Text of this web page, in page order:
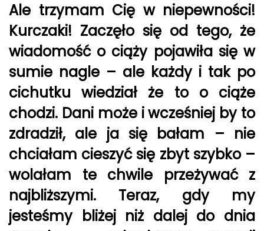
Ale trzymam Cię w niepewności!
Kurczaki! Zaczęło się od tego, że
wiadomość o ciąży pojawiła się w
sumie nagle – ale każdy i tak po
cichutku wiedział że to o ciąże
chodzi. Dani może i wcześniej by to
zdradził, ale ja się bałam – nie
chciałam cieszyć się zbyt szybko –
wolałam te chwile przeżywać z
najbliższymi. Teraz, gdy my
jesteśmy bliżej niż dalej do dnia